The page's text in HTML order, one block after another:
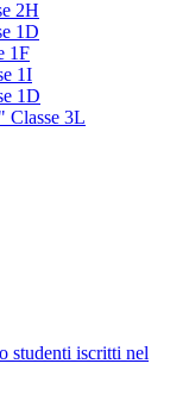
2H
1D
1F
1I
1D
Classe 3L
studenti iscritti nel